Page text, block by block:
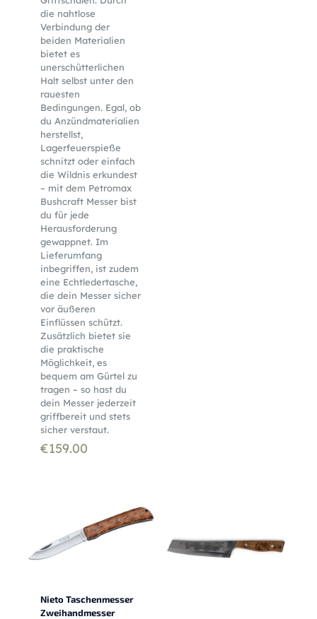
die nahtlose
Verbindung der
beiden Materialien
bietet es
unerschütterlichen
Halt selbst unter den
rauesten
Bedingungen. Egal, ob
du Anzündmaterialien
herstellst,
Lagerfeuerspieße
schnitzt oder einfach
die Wildnis erkundest
– mit dem Petromax
Bushcraft Messer bist
du für jede
Herausforderung
gewappnet. Im
Lieferumfang
inbegriffen, ist zudem
eine Echtledertasche,
die dein Messer sicher
vor äußeren
Einflüssen schützt.
Zusätzlich bietet sie
die praktische
Möglichkeit, es
bequem am Gürtel zu
tragen – so hast du
dein Messer jederzeit
griffbereit und stets
sicher verstaut.
€159.00
Nieto Taschenmesser
Zweihandmesser